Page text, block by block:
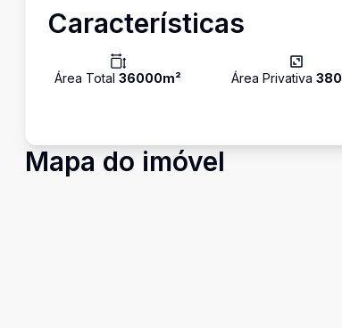
Características
Área Total 36000m² Área Privativa380
Mapa do imóvel